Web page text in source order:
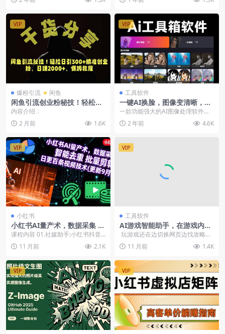
利。今天，我要为大家介绍...
VIP
爆粉引流 闲鱼
闲鱼引流创业粉秘技！轻松日
引300+精准创业粉
内容介绍：
2 月前
1.6K
VIP
工具软件
一键AI换脸，图像变清晰，老
照片修复，黑白照片上色
一款功能强大的AI图像处理软件，
最新版本带来了多项新功能，包括A
I换脸、图像清晰...
2 年前 4.6K
VIP
小红书
小红书AI量产术，数据采集 智
能去重 批量剪辑 日更百条视
频技术
课程内容 01.社媒助手:小红书抖音
数据采集,mp4 02.选取素材,mp4
0... 11 月前 2.1K
VIP
工具软件
AI游戏智能助手，在游戏内直
接获取Wiki信息、装备推荐、
Boss攻略
玩游戏还在边切换网页边找攻略？
现在可以用这款免费开源 AI 游戏智
能...11 月前 1.4K
VIP VIP